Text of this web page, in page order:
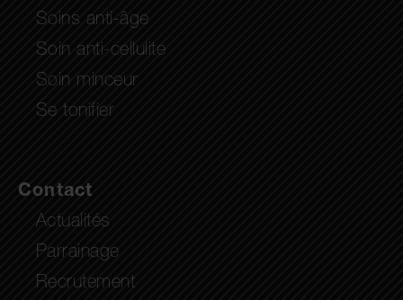
Soins anti-âge
Soin anti-cellulite
Soin minceur
Se tonifier
Contact
Actualités
Parrainage
Recrutement